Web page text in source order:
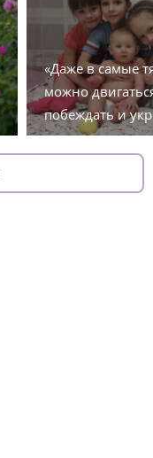
«Даже в самые
можно
побеждать и